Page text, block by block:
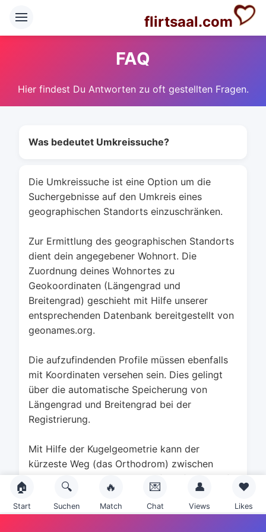
flirtsaal.com
FAQ
Hier findest Du Antworten zu oft gestellten Fragen.
Was bedeutet Umkreissuche?
Die Umkreissuche ist eine Option um die
Suchergebnisse auf den Umkreis eines
geographischen Standorts einzuschränken.
Zur Ermittlung des geographischen Standorts
dient dein angegebener Wohnort. Die
Zuordnung deines Wohnortes zu
Geokoordinaten (Längengrad und
Breitengrad) geschieht mit Hilfe unserer
entsprechenden Datenbank bereitgestellt von
geonames.org.
Die aufzufindenden Profile müssen ebenfalls
mit Koordinaten versehen sein. Dies gelingt
über die automatische Speicherung von
Längengrad und Breitengrad bei der
Registrierung.
Mit Hilfe der Kugelgeometrie kann der
kürzeste Weg (das Orthodrom) zwischen
deinem Wohnort und dem aufgerufenen Profil
berechnet werden. Anhand der ermittelten
Entfernungen kann dann entsprechend deiner
🏠
Start
🔍
Suchen
🔥
Match
💌
Chat
👤
Views
❤️
Likes